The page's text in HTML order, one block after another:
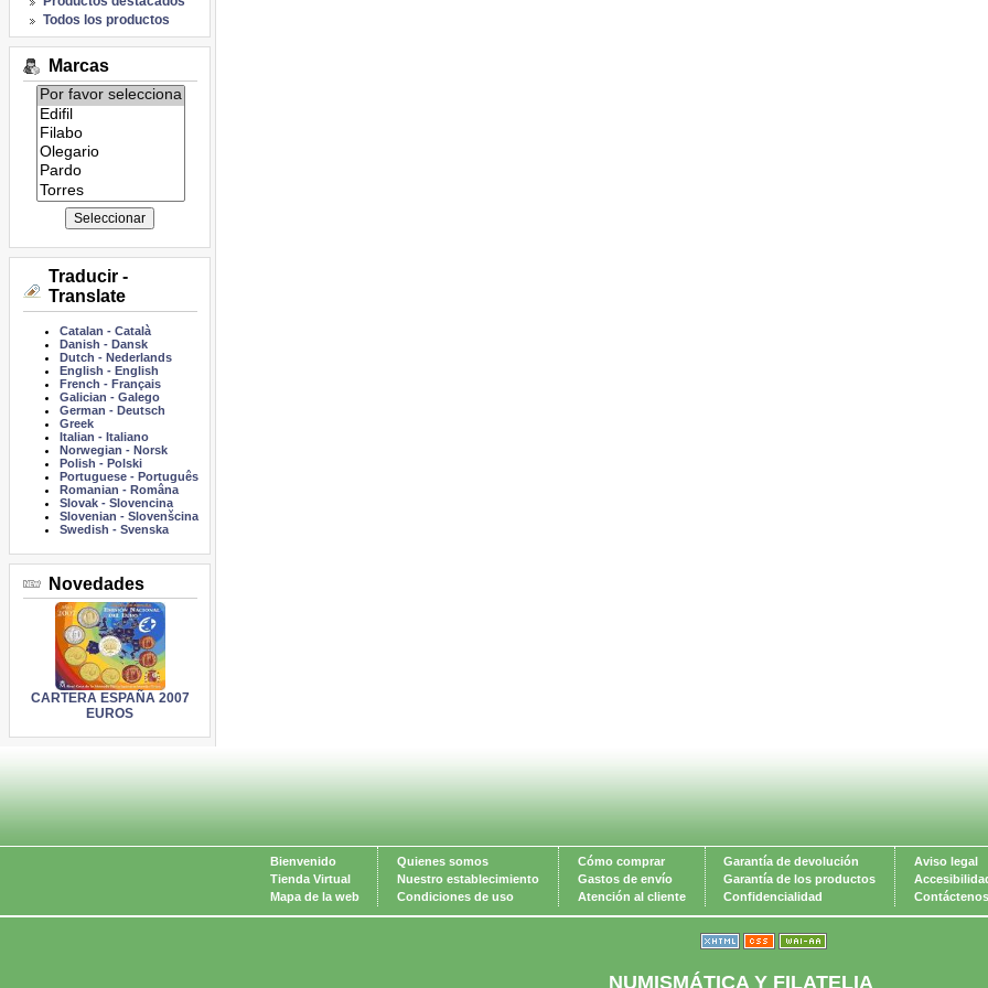
Todos los productos
Marcas
Listado
de
marcas:
Traducir -
Translate
Catalan -Català
Danish -Dansk
Dutch -Nederlands
English -English
French -Français
Galician -Galego
German -Deutsch
Greek
Italian -Italiano
Norwegian -Norsk
Polish -Polski
Portuguese -Português
Romanian -Româna
Slovak -Slovencina
Slovenian -Slovenšcina
Swedish -Svenska
Novedades
CARTERA ESPAÑA 2007
EUROS
Bienvenido
Tienda Virtual
Mapa de la web
Quienes somos
Nuestro establecimiento
Condiciones de uso
Cómo comprar
Gastos de envío
Atención al cliente
Garantía de devolución
Garantía de los productos
Confidencialidad
Aviso legal
Contáctenos
NUMISMÁTICA Y FILATELIA